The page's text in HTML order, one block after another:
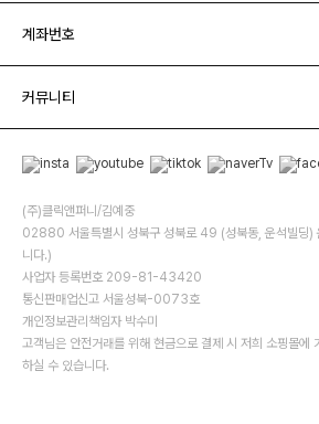
계좌번호
커뮤니티
(주)클릭앤퍼니/김예중
02880 서울특별시 성북구 성북로 49 (성북동, 운석빌딩)
니다.)
사업자 등록번호 209-81-43420
통신판매업신고 서울성북-0073호
개인정보관리책임자 박수미
고객님은 안전거래를 위해 현금으로 결제 시 저희 소핑몰에
하실 수 있습니다.